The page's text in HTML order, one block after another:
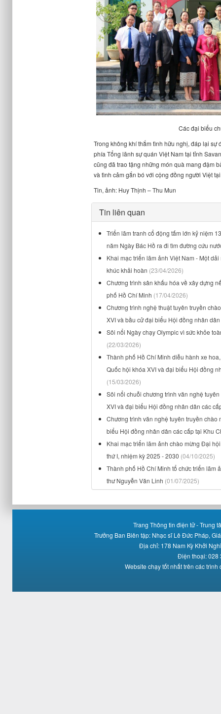
Các đại biểu
Trong không khí thắm tình hữu nghị, đáp lại
phía Tổng lãnh sự quán Việt Nam tại tỉnh
cũng đã trao tặng những món quà mang đậm
và tình cảm gắn bó với cộng đồng người Việt
Tin, ảnh: Huy Thịnh – Thu Mun
Tin liên quan
Triển lãm tranh cổ động tấm lớn kỷ niệm
năm Ngày Bác Hồ ra đi tìm đường cứu
Khai mạc triển lãm ảnh Việt Nam - Một
khúc khải hoàn (23/04/2026)
Chương trình sân khấu hóa về xây dựng
phố Hồ Chí Minh (17/04/2026)
Chương trình nghệ thuật tuyên truyền
XVI và bầu cử đại biểu Hội đồng nhân
Sôi nổi Ngày chạy Olympic vì sức khỏe
(22/03/2026)
Thành phố Hồ Chí Minh diễu hành xe
Quốc hội khóa XVI và đại biểu Hội đồng
(15/03/2026)
Sôi nổi chuỗi chương trình văn nghệ
XVI và đại biểu Hội đồng nhân dân các
Chương trình văn nghệ tuyên truyền
biểu Hội đồng nhân dân các cấp tại Khu
Khai mạc triển lãm ảnh chào mừng Đại
thứ I, nhiệm kỳ 2025 - 2030 (04/10/2025)
Thành phố Hồ Chí Minh tổ chức triển lãm
thư Nguyễn Văn Linh (01/07/2025)
Trang Thông tin điện tử - Trung
Trưởng Ban Biên tập: Nhạc sĩ Lê Đức Pháp,
Địa chỉ: 178 Nam Kỳ Khởi
Điện thoại: 028
Website chạy tốt nhất trên các